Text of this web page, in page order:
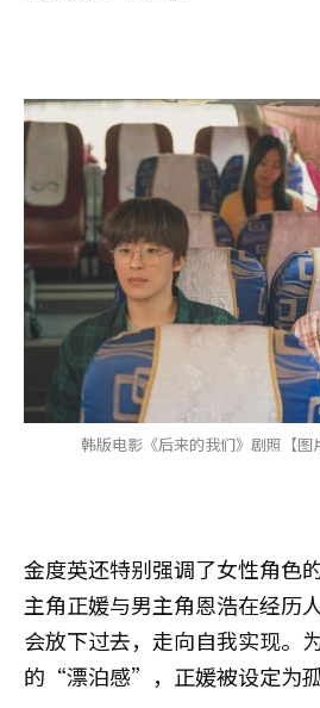
韩版电影《后来的我们》剧照【图
金度英还特别强调了女性角色
主角正媛与男主角恩浩在经历
会放下过去，走向自我实现。
的“漂泊感”，正媛被设定为孤